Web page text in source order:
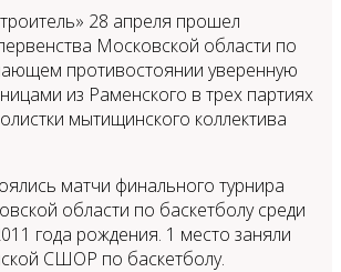
28 апреля прошел
Московской области по
противостоянии уверенную
из Раменского в трех партиях
мытищинского коллектива
матчи финального турнира
области по баскетболу среди
года рождения. 1 место заняли
СШОР по баскетболу.